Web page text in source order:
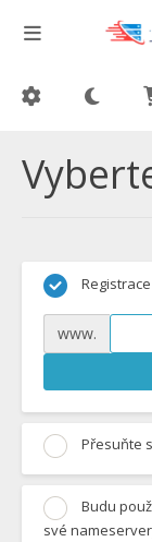
www.
Přesuňte
Budu
své